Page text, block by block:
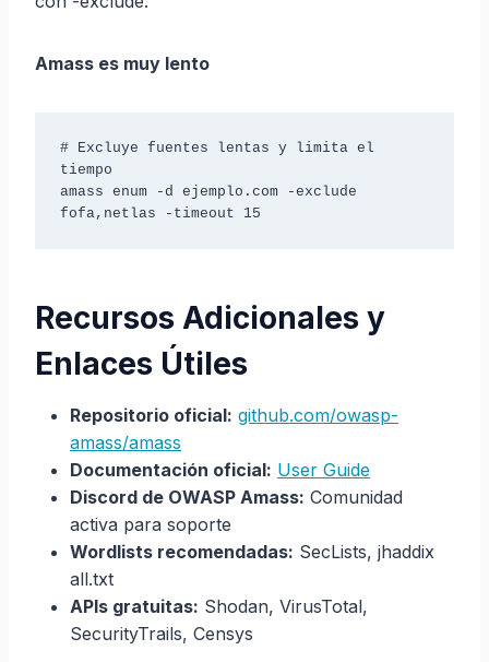
Amass es muy lento
# Excluye fuentes lentas y limita el
tiempo
amass enum -d ejemplo.com -exclude
fofa,netlas -timeout 15
Recursos Adicionales y
Enlaces Útiles
Repositorio oficial: github.com/owasp-
amass/amass
Documentación oficial: User Guide
Discord de OWASP Amass: Comunidad
activa para soporte
Wordlists recomendadas: SecLists, jhaddix
all.txt
APIs gratuitas: Shodan, VirusTotal,
SecurityTrails, Censys